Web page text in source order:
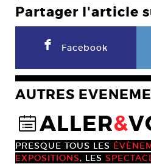
Partager l'article
F Facebook
AUTRES
@ALLER&
PRESQUE TOUS LES
EXPOSITIONS, LES